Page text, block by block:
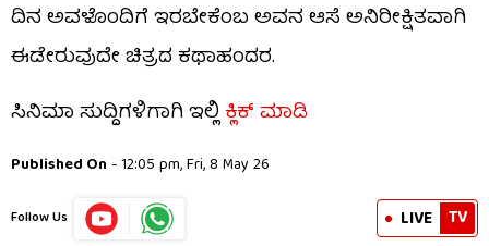
ದಿನ ಅವಳೊಂದಿಗೆ ಇರಬೇಕೆಂಬ ಅವನ ಆಸೆ ಅನಿರೀಕ್ಷಿತವಾಗಿ
ಈಡೇರುವುದೇ ಚಿತ್ರದ ಕಥಾಹಂದರ.
ಸಿನಿಮಾ ಸುದ್ದಿಗಳಿಗಾಗಿ ಇಲ್ಲಿಕ್ಲಿಕ್ ಮಾಡಿ
Published On - 12:05 pm, Fri, 8 May 26
Follow Us LIVE TV